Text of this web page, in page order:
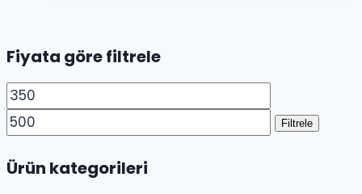
Fiyata göre filtrele
En
düşük
fiyat
yüksek
fiyat
Filtrele
Ürün kategorileri